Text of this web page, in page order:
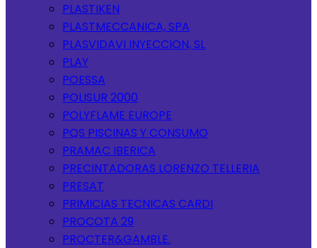
PLASTIKEN
PLASTMECCANICA, SPA
PLASVIDAVI INYECCION, SL
PLAY
POESSA
POLISUR 2000
POLYFLAME EUROPE
PQS PISCINAS Y CONSUMO
PRAMAC IBERICA
PRECINTADORAS LORENZO TELLERIA
PRESAT
PRIMICIAS TECNICAS CARDI
PROCOTA 29
PROCTER&GAMBLE.